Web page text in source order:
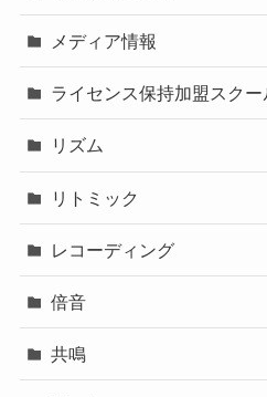
メディア情報
ライセンス保持加盟スク
リズム
リトミック
レコーディング
倍音
共鳴